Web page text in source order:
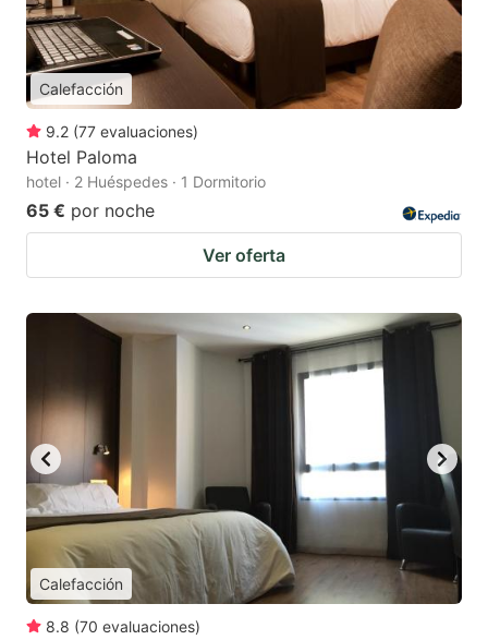
Calefacción
9.2 (77 evaluaciones)
Hotel Paloma
hotel · 2 Huéspedes · 1 Dormitorio
65 € por noche
Ver oferta
Calefacción
8.8 (70 evaluaciones)